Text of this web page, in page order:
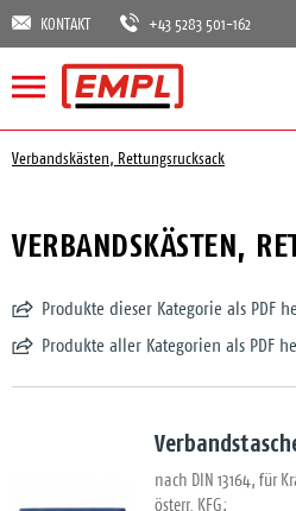
KONTAKT +43 5283 501-162
Verbandskästen, Rettungsrucksack
VERBANDSKÄSTEN,
Produkte dieser Kategorie als PDF
Produkte aller Kategorien als PDF
nach DIN 13164, für
österr. KFG;